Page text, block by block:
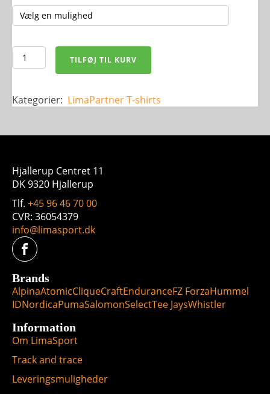
Basic
Polo
TILFØJ TIL KURV
Kategorier: LimaPartnerT-shirts
Hjallerup Centret 11
DK 9320 Hjallerup
Tlf. +45 96 46 70 00
CVR: 36054379
info@limasport.dk
Brands
AlpinaAtomicCliqueCraftEnduranceFZ ForzaHummel
IDNordicaPumaSalomonSelectTee JaysWhistler
Information
Om LimaSport
Track and trace
Leveringsmuligheder